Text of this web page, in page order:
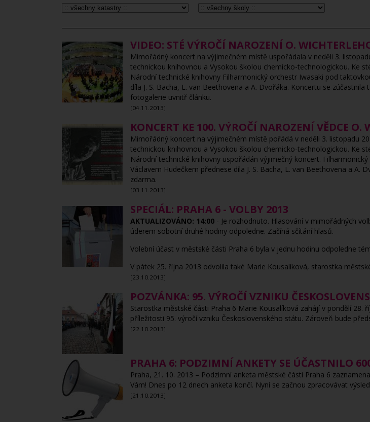
VIDEO: STÉ VÝROČÍ NAROZENÍ O.
Mimořádný koncert na výjimečném místě uspořádala v neděli 3.
technickou knihovnou a Vysokou školou chemicko-technologickou. Ke
Národní technické knihovny Filharmonický orchestr Iwasaki pod
díla J. S. Bacha, L. van Beethovena a A. Dvořáka. Koncertu se
fotogalerie uvnitř článku.
[04.11.2013]
KONCERT KE 100. VÝROČÍ NAROZENÍ VĚDCE O.
Mimořádný koncert na výjimečném místě pořádá v neděli 3. listopadu
technickou knihovnou a Vysokou školou chemicko-technologickou. Ke
Národní technické knihovny uspořádán výjimečný koncert.
Václavem Hudečkem přednese díla J. S. Bacha, L. van Beethovena a
zdarma.
[03.11.2013]
SPECIÁL: PRAHA 6 - VOLBY 2013
AKTUALIZOVÁNO: 14:00 - Je rozhodnuto. Hlasování v mimořádných
úderem sobotní druhé hodiny odpoledne. Začíná sčítání hlasů.
Volební účast v městské části Praha 6 byla v jednu hodinu odpoledne
V pátek 25. října 2013 odvolila také Marie Kousalíková, starostka
[23.10.2013]
POZVÁNKA: 95. VÝROČÍ VZNIKU
Starostka městské části Praha 6 Marie Kousalíková zahájí v pondělí
příležitosti 95. výročí vzniku Československého státu. Zároveň bude
[22.10.2013]
PRAHA 6: PODZIMNÍ ANKETY SE ÚČASTNILO
Praha, 21. 10. 2013 – Podzimní anketa městské části Praha 6
Vám! Dnes po 12 dnech anketa končí. Nyní se začnou zpracovávat
[21.10.2013]